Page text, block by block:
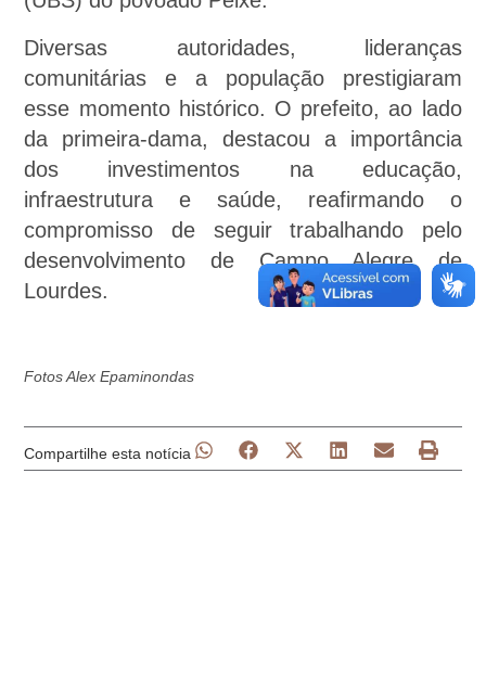
Diversas autoridades, lideranças
comunitárias e a população prestigiaram
esse momento histórico. O prefeito, ao lado
da primeira-dama, destacou a importância
dos investimentos na educação,
infraestrutura e saúde, reafirmando o
compromisso de seguir trabalhando pelo
desenvolvimento de Campo Alegre de
Lourdes.
Fotos Alex Epaminondas
Compartilhe esta notícia